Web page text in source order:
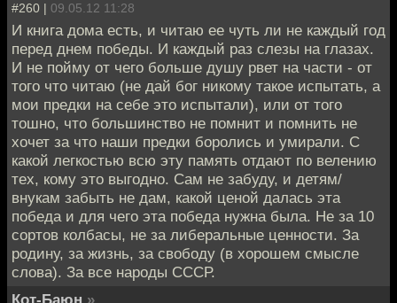
#260 | 09.05.12 11:28
И книга дома есть, и читаю ее чуть ли не каждый год
перед днем победы. И каждый раз слезы на глазах.
И не пойму от чего больше душу рвет на части - от
того что читаю (не дай бог никому такое испытать, а
мои предки на себе это испытали), или от того
тошно, что большинство не помнит и помнить не
хочет за что наши предки боролись и умирали. С
какой легкостью всю эту память отдают по велению
тех, кому это выгодно. Сам не забуду, и детям/
внукам забыть не дам, какой ценой далась эта
победа и для чего эта победа нужна была. Не за 10
сортов колбасы, не за либеральные ценности. За
родину, за жизнь, за свободу (в хорошем смысле
слова). За все народы СССР.